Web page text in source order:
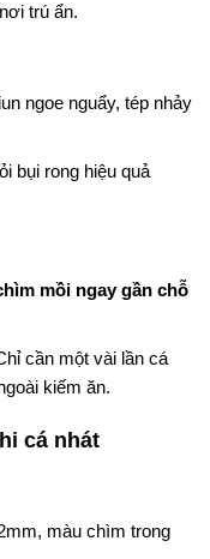
trú ẩn.
ngoe nguẩy, tép nhảy
bụi rong hiệu quả
mồi ngay gần chỗ
cần một vài lần cá
kiếm ăn.
cá nhát
màu chìm trong